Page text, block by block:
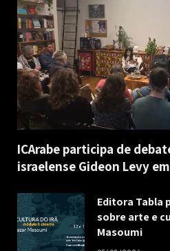
ICArabe participa de
israelense Gideon Levy
Editora Tabla
sobre arte e
Masoumi